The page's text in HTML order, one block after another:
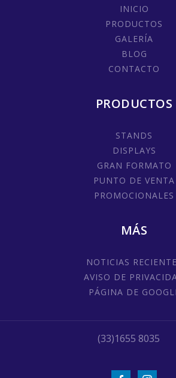
INICIO
PRODUCTOS
GALERÍA
BLOG
CONTACTO
PRODUCTOS
STANDS
DISPLAYS
GRAN FORMATO
PUNTO DE VENTA
PROMOCIONALES
MÁS
NOTICIAS
AVISO DE
PÁGINA DE
(33)1655 8035